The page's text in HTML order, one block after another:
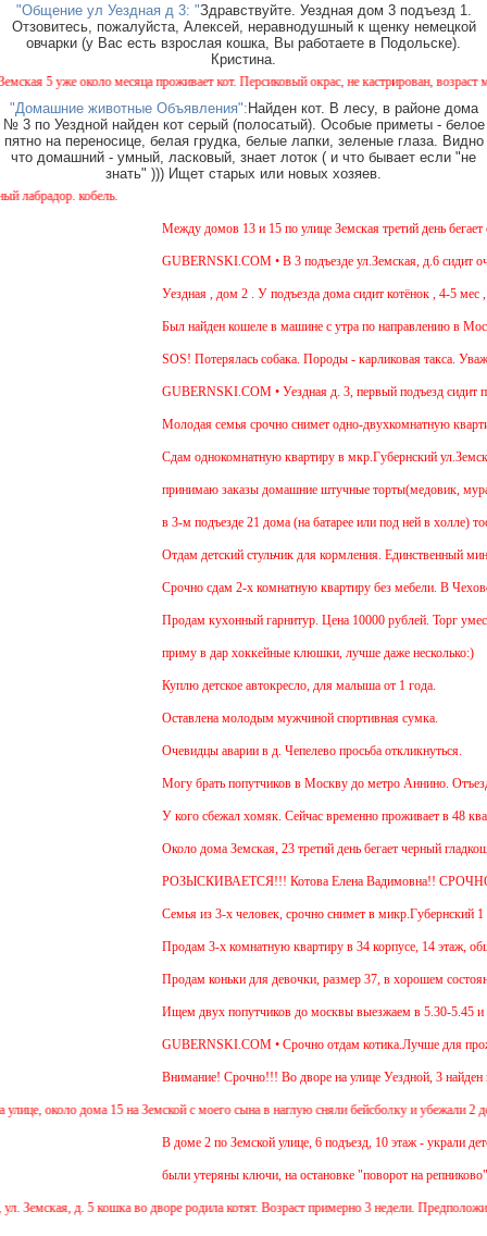
"Общение ул Уездная д 3: "Здравствуйте. Уездная дом 3 подъезд 1.
Отзовитесь, пожалуйста, Алексей, неравнодушный к щенку немецкой
овчарки (у Вас есть взрослая кошка, Вы работаете в Подольске).
Кристина.
5 уже около месяца проживает кот. Персиковый окрас, не кастрирован, возраст
"Домашние животные Объявления":Найден кот. В лесу, в районе дома
№ 3 по Уездной найден кот серый (полосатый). Особые приметы - белое
пятно на переносице, белая грудка, белые лапки, зеленые глаза. Видно
что домашний - умный, ласковый, знает лоток ( и что бывает если "не
знать" ))) Ищет старых или новых хозяев.
кобель.
Между домов 13 и 15 по улице Земская третий день бегает
GUBERNSKI.COM • В 3 подъезде ул.Земская, д.6 сидит
Уездная , дом 2 . У подъезда дома сидит котёнок , 4-5 мес ,
Был найден кошеле в машине с утра по направлению в
SOS! Потерялась собака. Породы - карликовая такса.
GUBERNSKI.COM • Уездная д. 3, первый подъезд
Молодая семья срочно снимет одно-двухкомнатную
Cдам однокомнатную квартиру в мкр.Губернский
принимаю заказы домашние штучные торты(медовик,
в 3-м подъезде 21 дома (на батарее или под ней в холле)
Отдам детский стульчик для кормления. Единственный
Срочно сдам 2-х комнатную квартиру без мебели. В Чехове
Продам кухонный гарнитур. Цена 10000 рублей. Торг
приму в дар хоккейные клюшки, лучше даже несколько:)
Куплю детское автокресло, для малыша от 1 года.
Оставлена молодым мужчиной спортивная сумка.
Очевидцы аварии в д. Чепелево просьба откликнуться.
Могу брать попутчиков в Москву до метро Аннино.
У кого сбежал хомяк. Сейчас временно проживает в 48
Около дома Земская, 23 третий день бегает черный
РОЗЫСКИВАЕТСЯ!!! Котова Елена Вадимовна!!
Семья из 3-х человек, срочно снимет в микр.Губернский 1
Продам 3-х комнатную квартиру в 34 корпусе, 14 этаж,
Продам коньки для девочки, размер 37, в хорошем
Ищем двух попутчиков до москвы выезжаем в 5.30-5.45 и
GUBERNSKI.COM • Срочно отдам котика.Лучше для
Внимание! Срочно!!! Во дворе на улице Уездной, 3 найден
дома 15 на Земской с моего сына в наглую сняли бейсболку и убежали 2
В доме 2 по Земской улице, 6 подъезд, 10 этаж - украли
были утеряны ключи, на остановке "поворот на репниково".
д. 5 кошка во дворе родила котят. Возраст примерно 3 недели.